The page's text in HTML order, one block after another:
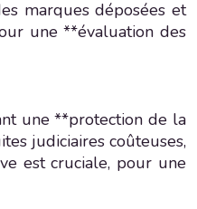
marques déposées et
une **évaluation des
une **protection de la
judiciaires coûteuses,
est cruciale, pour une